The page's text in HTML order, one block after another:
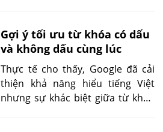
chuyển hướng sang “từ khóa
ngách”. Nhưng từ khóa ngách là
gì và tại sao quan trọng? Cùng
khám phá lời giải dưới góc nhìn
chiến lược – kỹ thuật – hiệu quả
thực tế.
Gợi ý tối ưu từ khóa có dấu
và không dấu cùng lúc
Thực tế cho thấy, Google đã cải
thiện khả năng hiểu tiếng Việt
nhưng sự khác biệt giữa từ khóa